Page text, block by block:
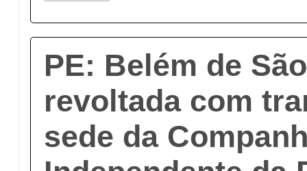
PE: Belém de
revoltada com
sede da